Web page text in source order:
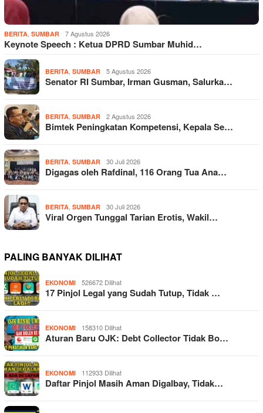
BERITA SUMBAR 7 Agustus 2026
Keynote Speech : Ketua DPRD Sumbar Muhid…
BERITA SUMBAR 5 Agustus 2026
Senator RI Sumbar, Irman Gusman, Salurka…
BERITA SUMBAR 2 Agustus 2026
Bimtek Peningkatan Kompetensi, Kepala Se…
BERITA SUMBAR 30 Juli 2026
Digagas oleh Rafdinal, 116 Orang Tua Ana…
BERITA SUMBAR 30 Juli 2026
Viral Orgen Tunggal Tarian Erotis, Wakil…
PALING BANYAK DILIHAT
EKONOMI 526672 Dilihat
17 Pinjol Legal yang Sudah Tutup, Tidak …
EKONOMI 158310 Dilihat
Aturan Baru OJK: Debt Collector Tidak Bo…
EKONOMI 112933 Dilihat
Daftar Pinjol Masih Aman Digalbay, Tidak…